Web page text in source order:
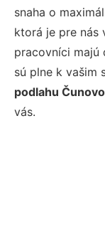
snaha o
ktorá je pre nás
pracovníci majú
sú plne k vašim
podlahu Čunovo
vás.